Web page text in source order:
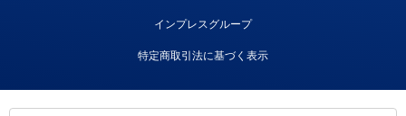
インプレスグループ
特定商取引法に基づく表示